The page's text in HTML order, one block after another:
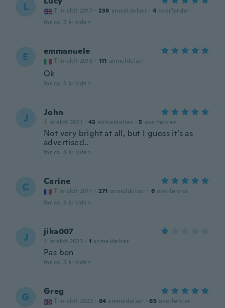
L Tilmeldt 2017 · 238 anmeldelser · 4 overførsler
for ca. 3 år siden
E emmanuele
Tilmeldt 2018 · 111 anmeldelser
Ok
for ca. 3 år siden
J John
Tilmeldt 2021 · 43 anmeldelser · 5 overførsler
Not very bright at all, but I guess it’s as
advertised..
for ca. 3 år siden
C Carine
Tilmeldt 2017 · 271 anmeldelser · 6 overførsler
for ca. 3 år siden
J jika007
Tilmeldt 2023 · 1 anmeldelser
Pas bon
for ca. 3 år siden
G Greg
Tilmeldt 2022 · 84 anmeldelser · 65 overførsler